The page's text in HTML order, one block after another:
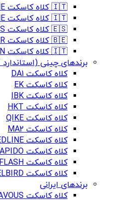
🇮🇹 کلاه کاسکت ORIGINE
🇮🇹 کلاه کاسکت JUSTONE
🇪🇸 کلاه کاسکت AXXIS
🇧🇪 کلاه کاسکت LAZER
🇮🇹 کلاه کاسکت BEON
برندهای چینی (استاندارد DOT)
کلاه کاسکت DA1
کلاه کاسکت EK
کلاه کاسکت IBK
کلاه کاسکت HKT
کلاه کاسکت QIKE
کلاه کاسکت MA2
کلاه کاسکت REDLINE
کلاه کاسکت RAPIDO
کلاه کاسکت FLASH
کلاه کاسکت STEELBIRD
برندهای ایرانی
کلاه کاسکت LAVOUS